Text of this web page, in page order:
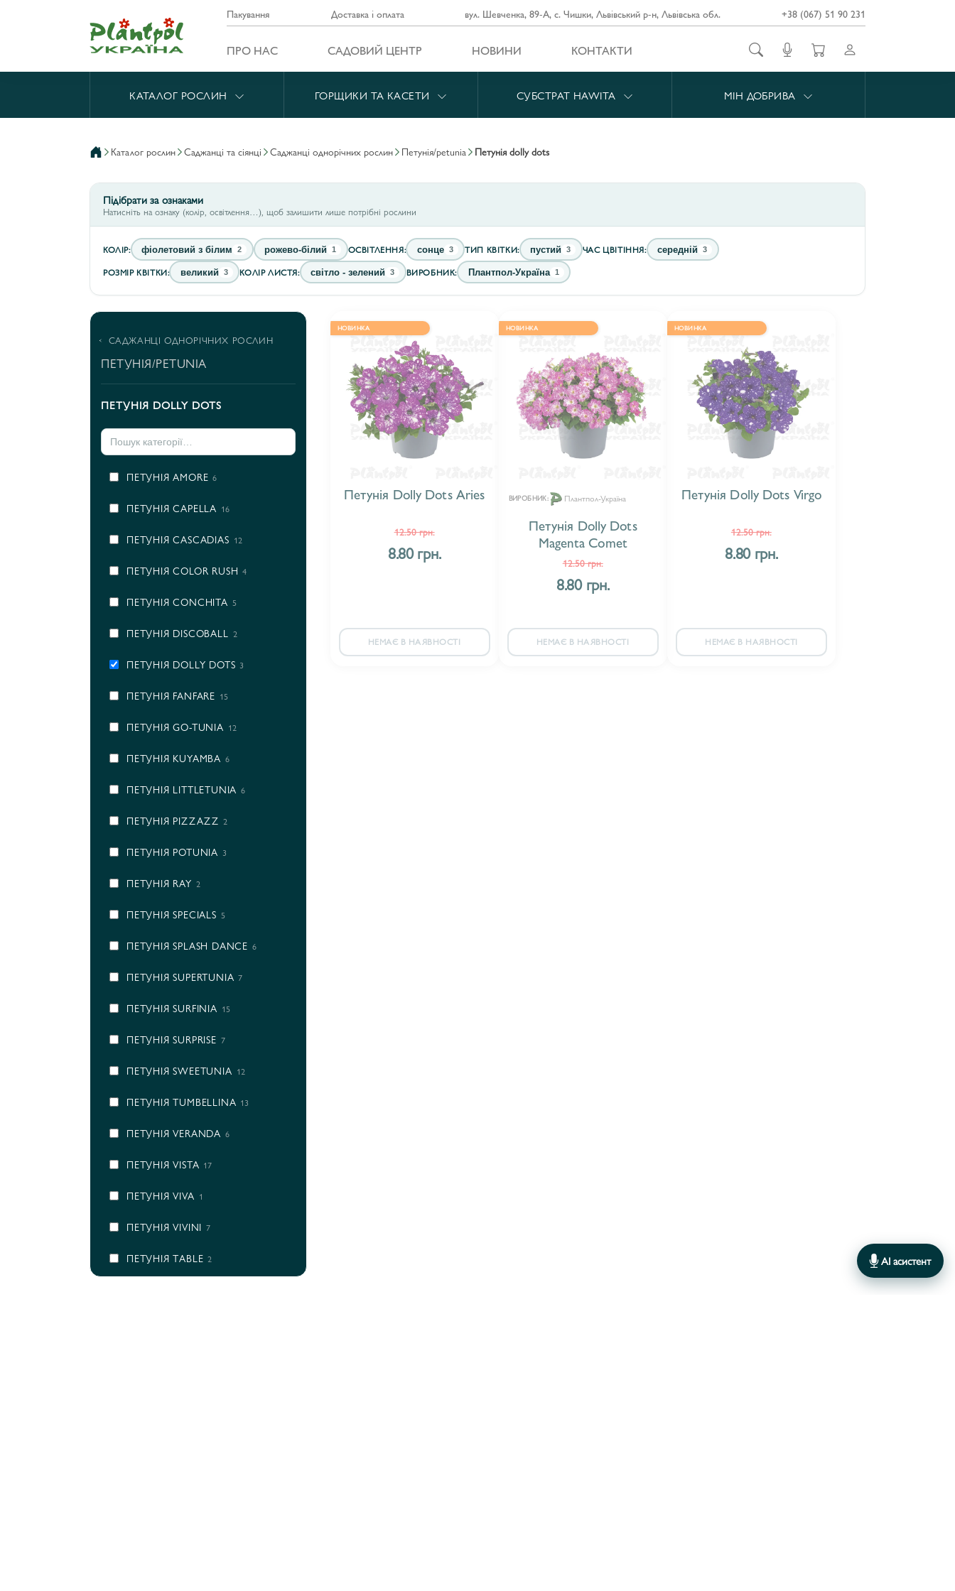
Пакування Доставка і оплата вул. Шевченка, 89-А, с. Чишки, Львівський р-н, Львівська обл. +38 (067) 51 90 231
ПРО НАС САДОВИЙ ЦЕНТР НОВИНИ КОНТАКТИ
КАТАЛОГ РОСЛИН ГОРЩИКИ ТА КАСЕТИ СУБСТРАТ HAWITA МІН ДОБРИВА
каталог рослин саджанці та сіянці саджанці однорічних рослин петунія/petunia петунія dolly dots
Підібрати за ознаками
Натисніть на ознаку (колір, освітлення…), щоб залишити лише потрібні рослини
КОЛІР: фіолетовий з білим 2 рожево-білий 1 ОСВІТЛЕННЯ: сонце 3 ТИП КВІТКИ: пустий 3 ЧАС ЦВІТІННЯ: середній 3
РОЗМІР КВІТКИ: великий 3 КОЛІР ЛИСТЯ: світло - зелений 3 ВИРОБНИК: Плантпол-Україна 1
САДЖАНЦІ ОДНОРІЧНИХ РОСЛИН
ПЕТУНІЯ/PETUNIA
ПЕТУНІЯ DOLLY DOTS
ПЕТУНІЯ AMORE 6
ПЕТУНІЯ CAPELLA 16
ПЕТУНІЯ CASCADIAS 12
ПЕТУНІЯ COLOR RUSH 4
ПЕТУНІЯ CONCHITA 5
ПЕТУНІЯ DISCOBALL 2
ПЕТУНІЯ DOLLY DOTS 3
ПЕТУНІЯ FANFARE 15
ПЕТУНІЯ GO-TUNIA 12
ПЕТУНІЯ KUYAMBA 6
ПЕТУНІЯ LITTLETUNIA 6
ПЕТУНІЯ PIZZAZZ 2
ПЕТУНІЯ POTUNIA 3
ПЕТУНІЯ RAY 2
ПЕТУНІЯ SPECIALS 5
ПЕТУНІЯ SPLASH DANCE 6
ПЕТУНІЯ SUPERTUNIA 7
ПЕТУНІЯ SURFINIA 15
ПЕТУНІЯ SURPRISE 7
ПЕТУНІЯ SWEETUNIA 12
ПЕТУНІЯ TUMBELLINA 13
ПЕТУНІЯ VERANDA 6
ПЕТУНІЯ VISTA 17
ПЕТУНІЯ VIVA 1
ПЕТУНІЯ VIVINI 7
ПЕТУНІЯ ТABLE 2
НОВИНКА
Петунія Dolly Dots Aries
12.50 грн.
8.80 грн.
НЕМАЄ В НАЯВНОСТІ
НОВИНКА
ВИРОБНИК: Плантпол-Україна
Петунія Dolly Dots
Magenta Comet
12.50 грн.
8.80 грн.
НЕМАЄ В НАЯВНОСТІ
НОВИНКА
Петунія Dolly Dots Virgo
12.50 грн.
8.80 грн.
НЕМАЄ В НАЯВНОСТІ
AI асистент